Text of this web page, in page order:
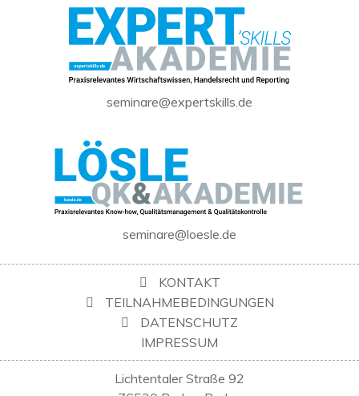
seminare@expertskills.de
seminare@loesle.de
KONTAKT
TEILNAHMEBEDINGUNGEN
DATENSCHUTZ
IMPRESSUM
Lichtentaler Straße 92